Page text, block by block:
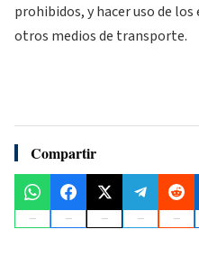
prohibidos, y hacer uso de
otros medios de transporte.
Compartir